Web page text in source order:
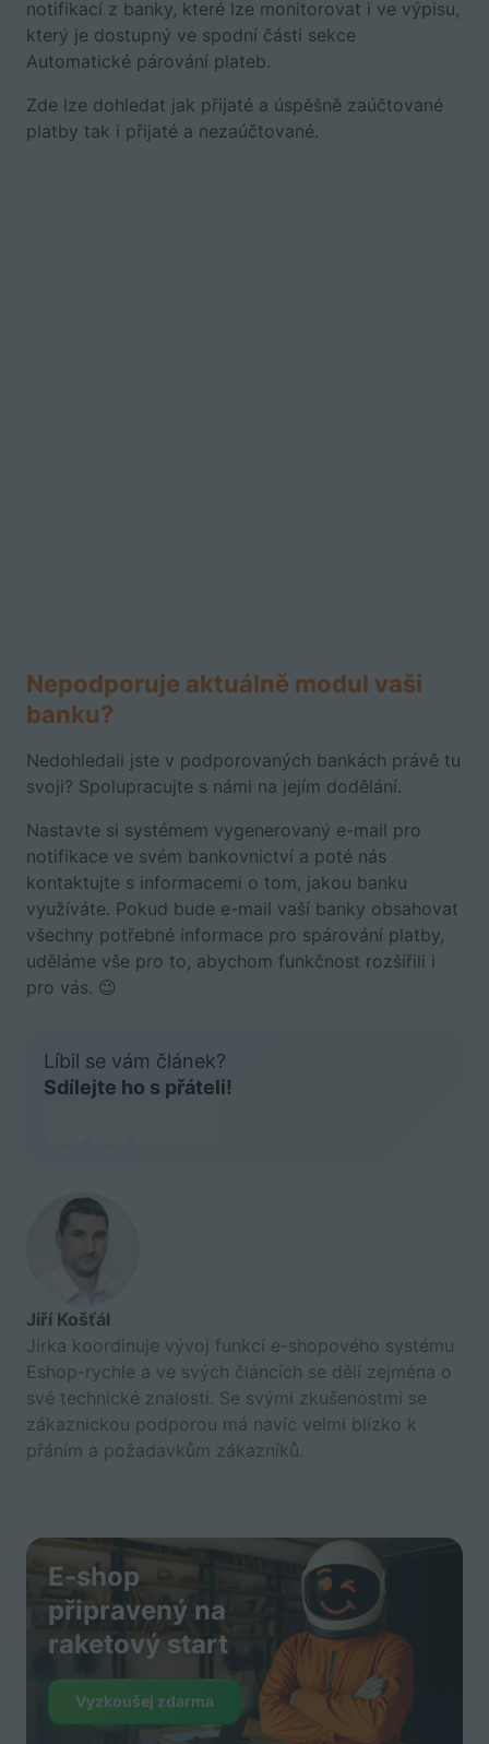
notifikací z banky, které lze monitorovat i ve výpisu,
který je dostupný ve spodní části sekce
Automatické párování plateb.
Zde lze dohledat jak přijaté a úspěšně zaúčtované
platby tak i přijaté a nezaúčtované.
Nepodporuje aktuálně modul vaši
banku?
Nedohledali jste v podporovaných bankách právě tu
svoji? Spolupracujte s námi na jejím dodělání.
Nastavte si systémem vygenerovaný e-mail pro
notifikace ve svém bankovnictví a poté nás
kontaktujte s informacemi o tom, jakou banku
využíváte. Pokud bude e-mail vaší banky obsahovat
všechny potřebné informace pro spárování platby,
uděláme vše pro to, abychom funkčnost rozšířili i
pro vás. 😉
Líbil se vám článek?
Sdílejte ho s přáteli!
Jiří Košťál
Jirka koordinuje vývoj funkcí e-shopového systému
Eshop-rychle a ve svých článcích se dělí zejména o
své technické znalosti. Se svými zkušenostmi se
zákaznickou podporou má navíc velmi blízko k
přáním a požadavkům zákazníků.
E-shop
připravený na
raketový start
Vyzkoušej zdarma